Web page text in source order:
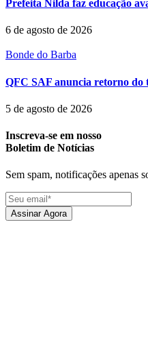
Prefeita Nilda faz educação
6 de agosto de 2026
Bonde do Barba
QFC SAF anuncia retorno do
5 de agosto de 2026
Inscreva-se em nosso
Boletim de Notícias
Sem spam, notificações apenas
Assinar Agora